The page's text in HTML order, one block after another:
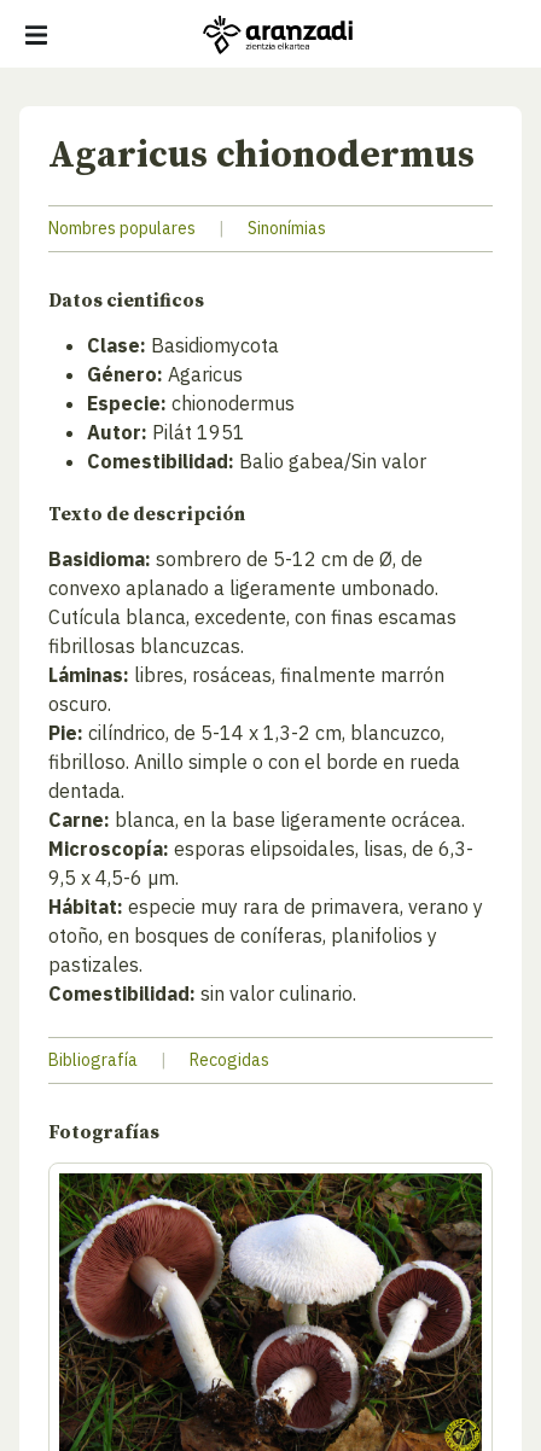
Agaricus chionodermus
Nombres populares | Sinonímias
Datos cientificos
Clase: Basidiomycota
Género: Agaricus
Especie: chionodermus
Autor: Pilát 1951
Comestibilidad: Balio gabea/Sin valor
Texto de descripción
Basidioma: sombrero de 5-12 cm de Ø, de
convexo aplanado a ligeramente umbonado.
Cutícula blanca, excedente, con finas escamas
fibrillosas blancuzcas.
Láminas: libres, rosáceas, finalmente marrón
oscuro.
Pie: cilíndrico, de 5-14 x 1,3-2 cm, blancuzco,
fibrilloso. Anillo simple o con el borde en rueda
dentada.
Carne: blanca, en la base ligeramente ocrácea.
Microscopía: esporas elipsoidales, lisas, de 6,3-
9,5 x 4,5-6 µm.
Hábitat: especie muy rara de primavera, verano y
otoño, en bosques de coníferas, planifolios y
pastizales.
Comestibilidad: sin valor culinario.
Bibliografía | Recogidas
Fotografías